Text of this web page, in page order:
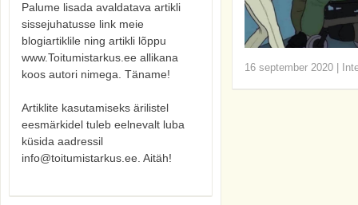
16 september 2020
Palume lisada avaldatava artikli
sissejuhatusse link meie
blogiartiklile ning artikli lõppu
www.Toitumistarkus.ee allikana
koos autori nimega. Täname!
Artiklite kasutamiseks ärilistel
eesmärkidel tuleb eelnevalt luba
küsida aadressil
info@toitumistarkus.ee. Aitäh!